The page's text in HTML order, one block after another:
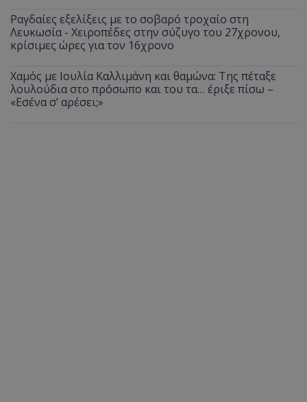
Ραγδαίες εξελίξεις με το σοβαρό τροχαίο στη
Λευκωσία - Χειροπέδες στην σύζυγο του 27χρονου,
κρίσιμες ώρες για τον 16χρονο
Χαμός με Ιουλία Καλλιμάνη και θαμώνα: Της πέταξε
λουλούδια στο πρόσωπο και του τα… έριξε πίσω –
«Εσένα σ’ αρέσει;»